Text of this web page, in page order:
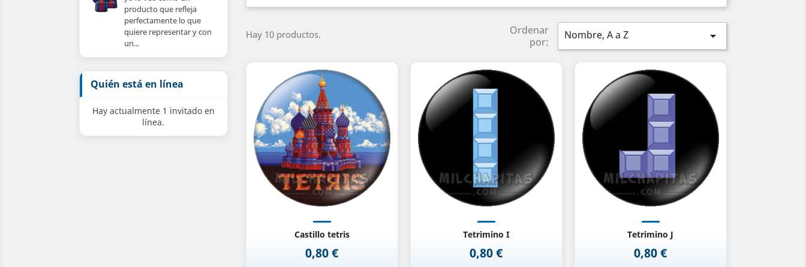
producto que refleja
perfectamente lo que
quiere representar y con
un...
Quién está en línea
Hay actualmente 1 invitado en
línea.
Hay 10 productos.
Ordenar
por:
Nombre, A a Z 
Castillo tetris
Precio
0,80 €
Vista rápida
Tetrimino I
Precio
0,80 €
Vista rápida
Tetrimino J
Precio
0,80 €
Vista rápida